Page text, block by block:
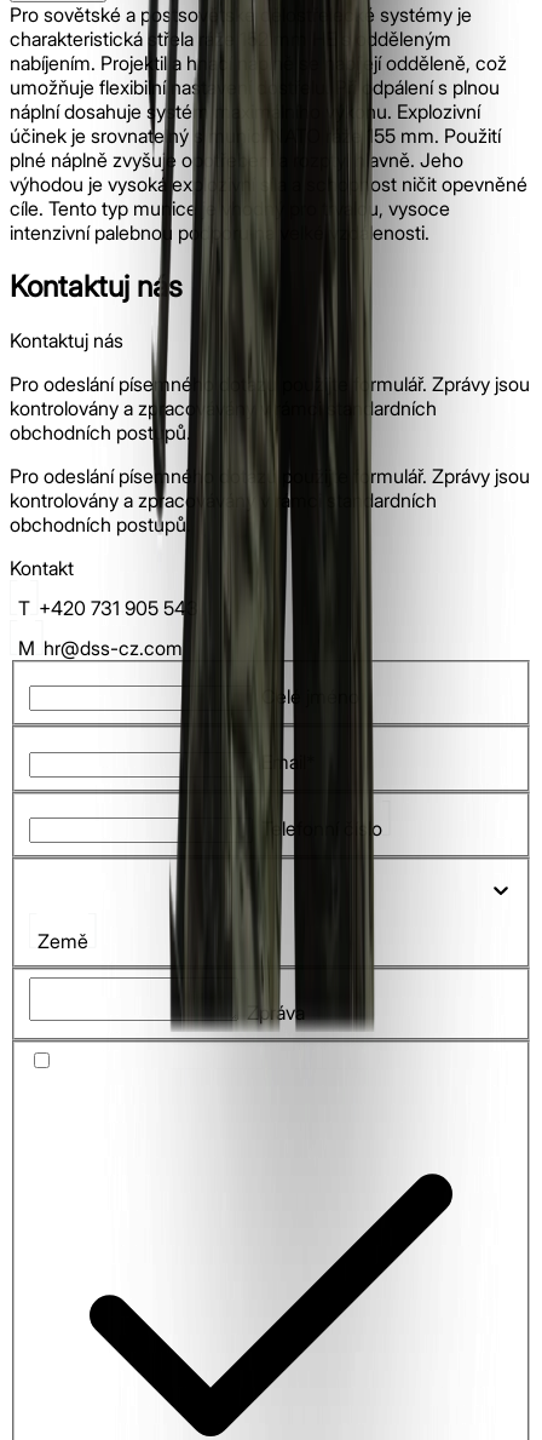
Pro sovětské a postsovětské dělostřelecké systémy je
charakteristická střela ráže 152 mm HE s odděleným
nabíjením. Projektil a hnací náplně se nabíjejí odděleně, což
umožňuje flexibilní nastavení dostřelu. Při odpálení s plnou
náplní dosahuje systém maximálního výkonu. Explozivní
účinek je srovnatelný s municí NATO ráže 155 mm. Použití
plné náplně zvyšuje opotřebení a rozptyl hlavně. Jeho
výhodou je vysoká explozivní síla a schopnost ničit opevněné
cíle. Tento typ munice je vhodný pro trvalou, vysoce
intenzivní palebnou podporu na velké vzdálenosti.
Kontaktuj nás
Kontaktuj nás
Pro odeslání písemného dotazu použijte formulář. Zprávy jsou
kontrolovány a zpracovávány v rámci standardních
obchodních postupů.
Pro odeslání písemného dotazu použijte formulář. Zprávy jsou
kontrolovány a zpracovávány v rámci standardních
obchodních postupů.
Kontakt
T +420 731 905 543
M hr@dss-cz.com
Celé jméno
Email*
Telefonní číslo
Země
Zpráva